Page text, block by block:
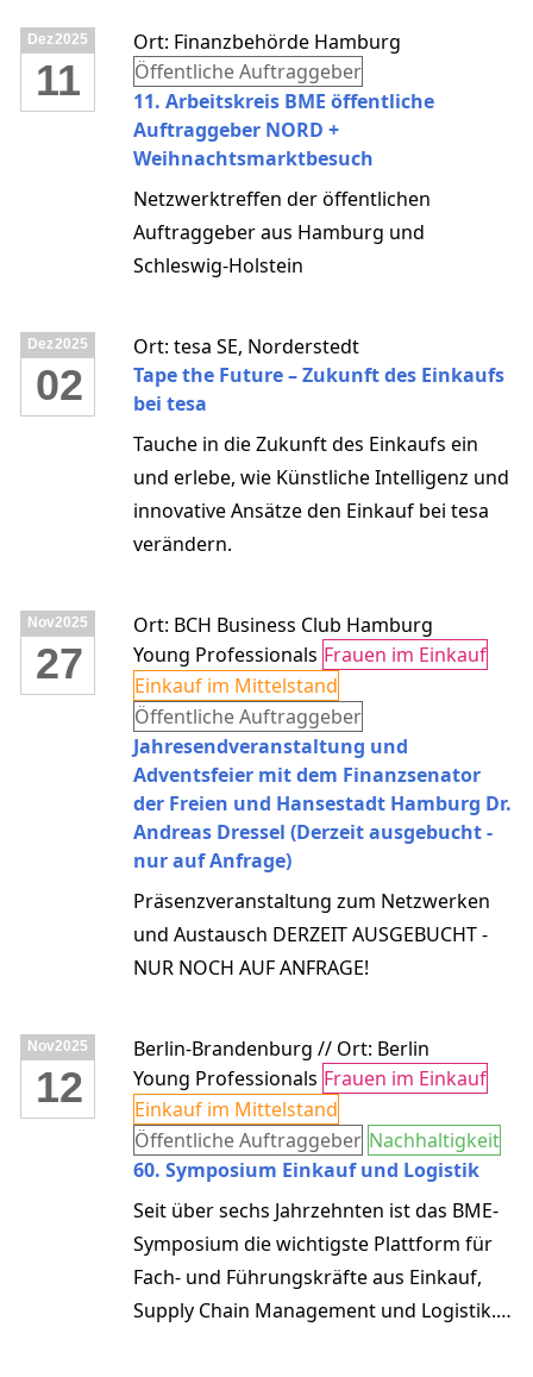
Color & Style gezielt Karriere und Erfolg
beeinflussen können.
Dez2025
11
Ort: Finanzbehörde Hamburg
Öffentliche Auftraggeber
11. Arbeitskreis BME öffentliche
Auftraggeber NORD +
Weihnachtsmarktbesuch
Netzwerktreffen der öffentlichen
Auftraggeber aus Hamburg und
Schleswig-Holstein
Dez2025
02
Ort: tesa SE, Norderstedt
Tape the Future – Zukunft des Einkaufs
bei tesa
Tauche in die Zukunft des Einkaufs ein
und erlebe, wie Künstliche Intelligenz und
innovative Ansätze den Einkauf bei tesa
verändern.
Nov2025
27
Ort: BCH Business Club Hamburg
Young Professionals Frauen im Einkauf
Einkauf im Mittelstand
Öffentliche Auftraggeber
Jahresendveranstaltung und
Adventsfeier mit dem Finanzsenator
der Freien und Hansestadt Hamburg Dr.
Andreas Dressel (Derzeit ausgebucht -
nur auf Anfrage)
Präsenzveranstaltung zum Netzwerken
und Austausch DERZEIT AUSGEBUCHT -
NUR NOCH AUF ANFRAGE!
Nov2025
12
Berlin-Brandenburg // Ort: Berlin
Young Professionals Frauen im Einkauf
Einkauf im Mittelstand
Öffentliche Auftraggeber Nachhaltigkeit
60. Symposium Einkauf und Logistik
Seit über sechs Jahrzehnten ist das BME-
Symposium die wichtigste Plattform für
Fach- und Führungskräfte aus Einkauf,
Supply Chain Management und Logistik.